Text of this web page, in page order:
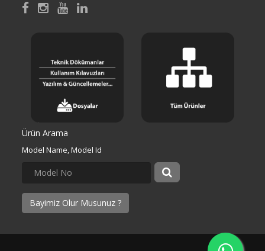
Ürün Arama
Model Name, Model Id
Bayimiz Olur Musunuz ?